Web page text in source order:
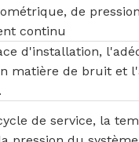
de
continu
d'installation,
matière de bruit et
de service, la